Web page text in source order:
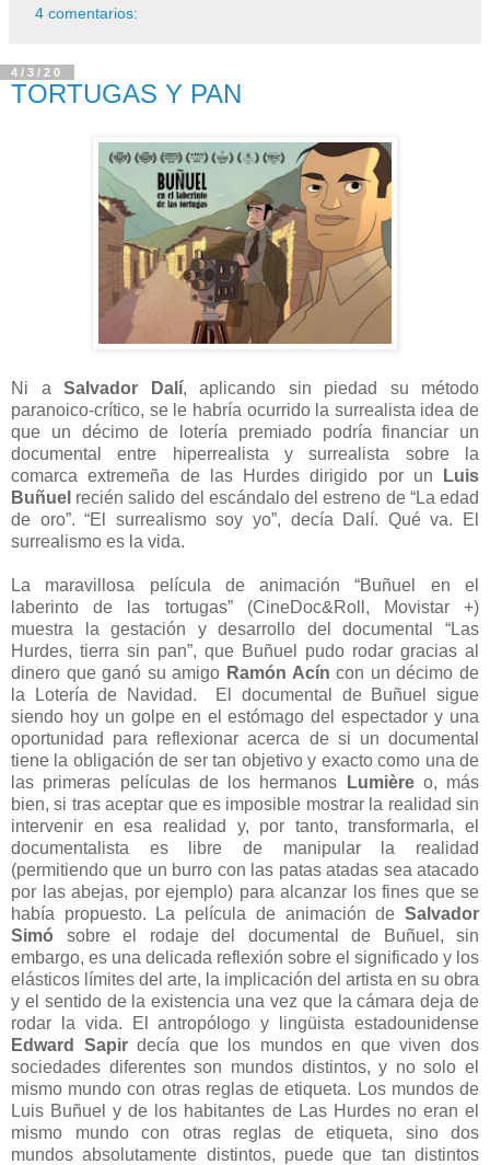
4 comentarios:
4/3/20
TORTUGAS Y PAN
Ni a Salvador Dalí, aplicando sin piedad su método
paranoico-crítico, se le habría ocurrido la surrealista idea de
que un décimo de lotería premiado podría financiar un
documental entre hiperrealista y surrealista sobre la
comarca extremeña de las Hurdes dirigido por un
Luis
Buñuel recién salido del escándalo del estreno de “La edad
de oro”. “El surrealismo soy yo”, decía Dalí. Qué va. El
surrealismo es la vida.
La maravillosa película de animación “Buñuel en el
laberinto de las tortugas” (CineDoc&Roll, Movistar +)
muestra la gestación y desarrollo del documental “Las
Hurdes, tierra sin pan”, que Buñuel pudo rodar gracias al
dinero que ganó su amigo Ramón Acín con un décimo de
la Lotería de Navidad. El documental de Buñuel sigue
siendo hoy un golpe en el estómago del espectador y una
oportunidad para reflexionar acerca de si un documental
tiene la obligación de ser tan objetivo y exacto como una de
las primeras películas de los hermanos
Lumièreo, más
bien, si tras aceptar que es imposible mostrar la realidad sin
intervenir en esa realidad y, por tanto, transformarla, el
documentalista es libre de manipular la realidad
(permitiendo que un burro con las patas atadas sea atacado
por las abejas, por ejemplo) para alcanzar los fines que se
había propuesto. La película de animación de Salvador
Simó sobre el rodaje del documental de Buñuel, sin
embargo, es una delicada reflexión sobre el significado y los
elásticos límites del arte, la implicación del artista en su obra
y el sentido de la existencia una vez que la cámara deja de
rodar la vida. El antropólogo y lingüista estadounidense
Edward Sapirdecía que los mundos en que viven dos
sociedades diferentes son mundos distintos, y no solo el
mismo mundo con otras reglas de etiqueta. Los mundos de
Luis Buñuel y de los habitantes de Las Hurdes no eran el
mismo mundo con otras reglas de etiqueta, sino dos
mundos absolutamente distintos, puede que tan distintos